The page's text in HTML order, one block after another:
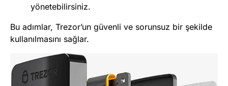
yönetebilirsiniz.
Bu adımlar, Trezor’un güvenli ve sorunsuz bir şekilde
kullanılmasını sağlar.